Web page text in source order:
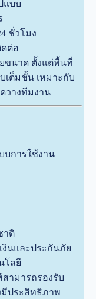
แบบ
ชั่วโมง
ต่อ
ขนาด ตั้งแต่พื้นที่
ต็มชั้น เหมาะกับ
วางทีมงาน
บการใช้งาน
าติ
นและประกันภัย
โลยี
ามารถรองรับ
ประสิทธิภาพ